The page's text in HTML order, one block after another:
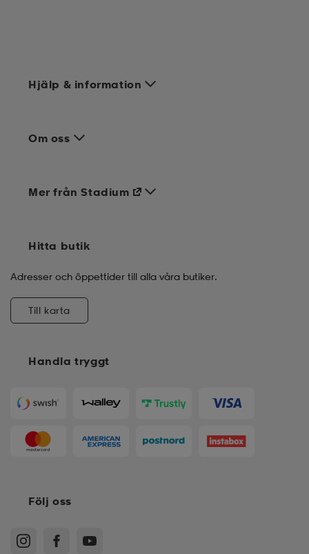
Hjälp & information
Om oss
Handla tryggt
Mer från Stadium
Hitta butik
Adresser och öppettider till alla våra butiker.
Till karta
Följ oss